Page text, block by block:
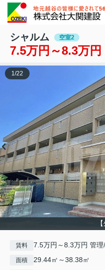
シャルム 空室2
7.5万円～8.3万円
1/22
賃料 7.5万円～8.3万円 管
面積 29.44㎡～38.38㎡